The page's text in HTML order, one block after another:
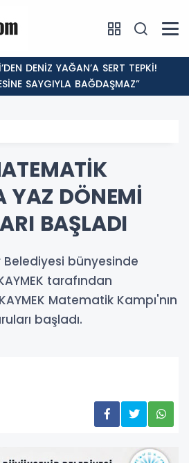
SAYGIYLA BAĞDAŞMAZ”
YAZ DÖNEMİ
BAŞLADI
Belediyesi bünyesinde
tarafından
Matematik Kampı'nın
başladı.